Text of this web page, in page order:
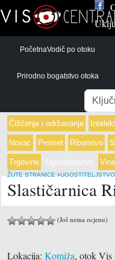
PočetnaVodič po otoku
Prirodno bogatstvo otoka
Pretraga
Čišćenje i održavanje
Novac Promet Ribarstvo
Trgovine
ŽUTE STRANICE ›UGOSTITELJSTVO
Slastičarnica
(Još nema ocjenu)
Lokacija: Komiža, otok Vis